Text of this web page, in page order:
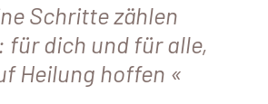
Schritte zählen
für dich und für alle,
Heilung hoffen